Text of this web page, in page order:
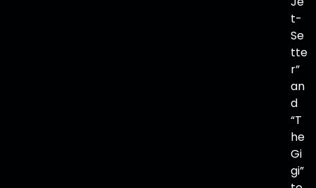
t-
Se
tte
r”
an
d
“T
he
Gi
gi”